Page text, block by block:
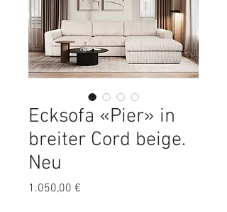
Ecksofa «Pier» in
breiter Cord beige.
Neu
1.050,00 €